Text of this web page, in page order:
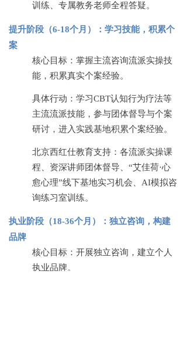
训练、专属教务老师全程答疑。
提升阶段（6-18个月）：学习技能，积累个
案
核心目标：掌握主流咨询流派实操技
能，积累真实个案经验。
具体行动：学习CBT认知行为疗法等
主流流派技能，参与团体督导与个案
研讨，进入实践基地积累个案经验。
北京西红仕教育支持：各流派实操课
程、资深讲师团体督导、 “艾佳荷·心
愈心理”线下基地实习机会、AI模拟咨
询练习室训练。
执业阶段（18-36个月）：独立咨询，构建
品牌
核心目标：开展独立咨询，建立个人
执业品牌。